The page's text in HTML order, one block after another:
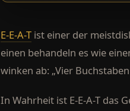
E-E-A-T ist einer der
einen behandeln es wie
winken ab: „Vier
In Wahrheit ist E-E-A-T das